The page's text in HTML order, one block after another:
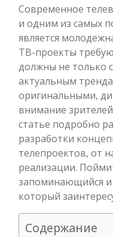
Современное
и одним из самых
является
ТВ-проекты
должны не только
актуальным
оригинальными,
внимание
статье подробно
разработки
телепроектов, от
реализации.
запоминающийся и
который
Содержание